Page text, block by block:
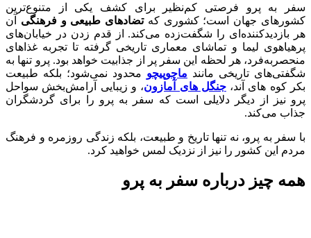
سفر به پرو فرصتی کم‌نظیر برای کشف یکی از متنوع‌ترین
کشورهای جهان است؛ کشوری کهتضادهای طبیعی و فرهنگی آن
هر بازدیدکننده‌ای را شگفت‌زده می‌کند. از قدم زدن در خیابان‌های
پرهیاهوی لیما و تماشای معماری تاریخی گرفته تا تجربه غذاهای
منحصربه‌فرد، هر لحظه این سفر پر از جذابیت خواهد بود. پرو تنها به
شگفتی‌های تاریخی مانند ماچوپیچو محدود نمی‌شود؛ بلکه طبیعت
بکر کوه‌ های آند،جنگل‌ های آمازون، و زیبایی آرامش‌بخش سواحل
پرو نیز از دیگر دلایلی است که سفر به پرو را برای گردشگران
جذاب می‌کند.
با سفر به پرو، نه تنها تاریخ و طبیعت، بلکه زندگی روزمره و فرهنگ
مردم این کشور را نیز از نزدیک لمس خواهید کرد.
همه چیز درباره سفر به پرو